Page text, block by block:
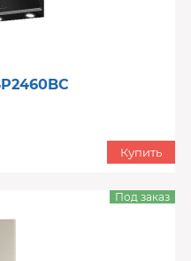
Купить
Под заказ